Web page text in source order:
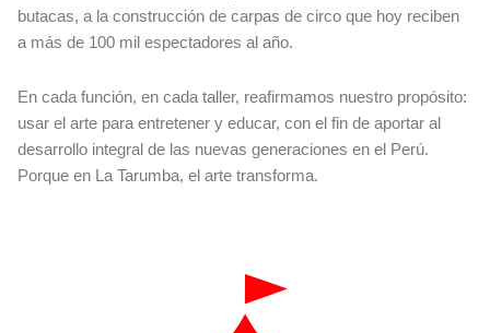
butacas, a la construcción de carpas de circo que hoy reciben
a más de 100 mil espectadores al año.
En cada función, en cada taller, reafirmamos nuestro propósito:
usar el arte para entretener y educar, con el fin de aportar al
desarrollo integral de las nuevas generaciones en el Perú.
Porque en La Tarumba, el arte transforma.